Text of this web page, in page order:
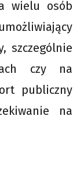
wielu osób
szczególnie
czy na
publiczny
na